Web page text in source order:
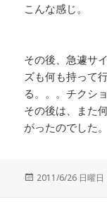
こんな感じ。
その後、急遽サ
ズも何も持って
る。。。チクシ
その後は、また
がったのでした。
投
2011/6/26 日曜日